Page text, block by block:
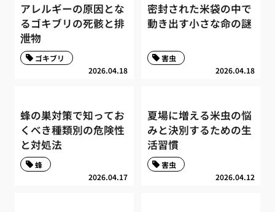
アレルギーの原因とな
るゴキブリの死骸と排
泄物
2026.04.18
ゴキブリ
密封された米袋の中で
動き出す小さな命の謎
2026.04.18
害虫
蜂の巣対策で知ってお
くべき種類別の危険性
と対処法
2026.04.17
蜂
夏場に増える米虫の悩
みと決別するための生
活習慣
2026.04.12
害虫